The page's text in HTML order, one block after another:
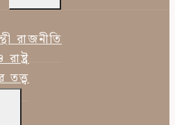
রাজনীতি
তত্ত্ব